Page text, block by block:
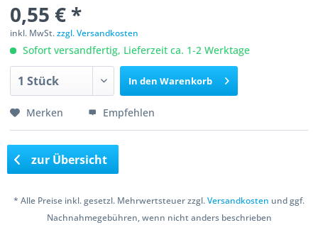
0,55 € *
inkl. MwSt.zzgl. Versandkosten
Sofort versandfertig, Lieferzeit ca. 1-2 Werktage
In den Warenkorb
Merken Empfehlen
zur Übersicht
* Alle Preise inkl. gesetzl. Mehrwertsteuer zzgl.Versandkosten und ggf.
Nachnahmegebühren, wenn nicht anders beschrieben